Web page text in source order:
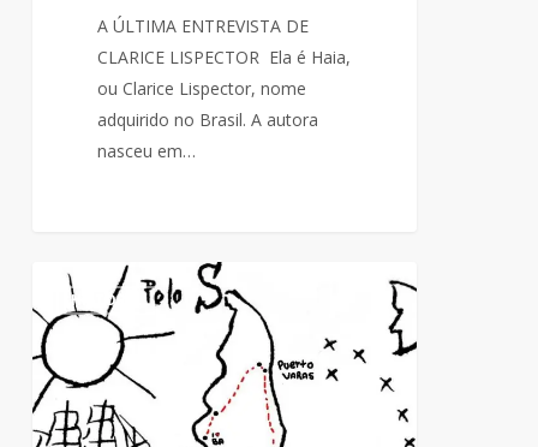
A ÚLTIMA ENTREVISTA DE
CLARICE LISPECTOR Ela é Haia,
ou Clarice Lispector, nome
adquirido no Brasil. A autora
nasceu em…
mapa
da
América
do
sul
HISTÓRIA